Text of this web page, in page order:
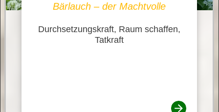
Bärlauch – der Machtvolle
Durchsetzungskraft, Raum schaffen,
Tatkraft